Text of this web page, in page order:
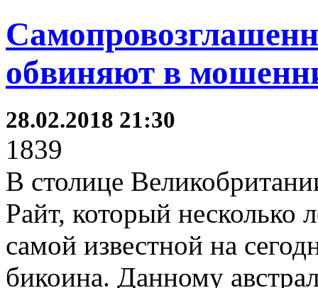
обвиняют в
28.02.2018 21:30
1839
В столице
Райт, который несколько
самой известной на
бикоина. Данному